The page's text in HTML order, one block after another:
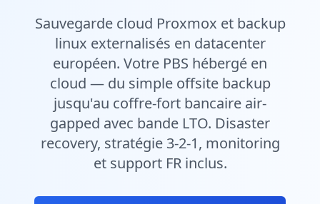
Sauvegarde cloud Proxmox et backup
linux externalisés en datacenter
européen. Votre PBS hébergé en
cloud — du simple offsite backup
jusqu'au coffre-fort bancaire air-
gapped avec bande LTO. Disaster
recovery, stratégie 3-2-1, monitoring
et support FR inclus.